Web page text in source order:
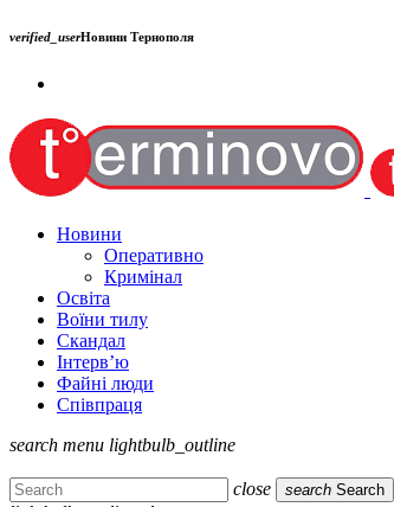
verified_userНовини Тернополя
Новини
Оперативно
Кримінал
Освіта
Воїни тилу
Скандал
Інтерв’ю
Файні люди
Співпраця
search menu lightbulb_outline
close search Search